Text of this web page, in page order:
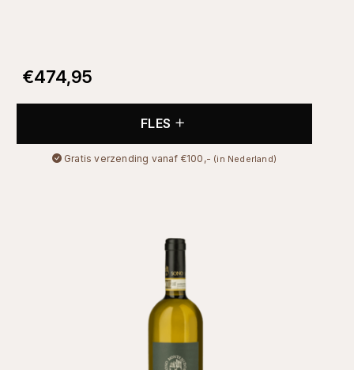
€474,95
FLES
Gratis verzending vanaf €100,- (in Nederland)